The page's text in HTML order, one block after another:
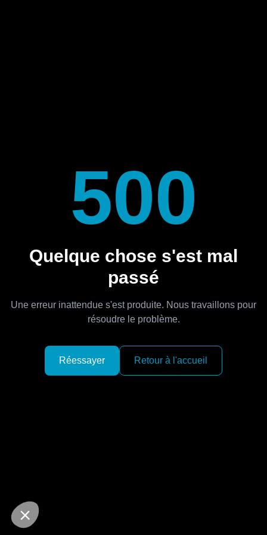
500
Quelque chose s'est mal
passé
Une erreur inattendue s'est produite. Nous travaillons pour
résoudre le problème.
Réessayer Retour à l'accueil